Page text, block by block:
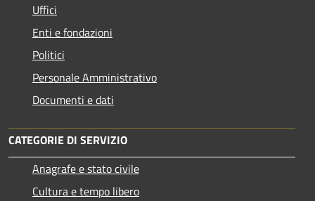
Uffici
Enti e fondazioni
Politici
Personale Amministrativo
Documenti e dati
CATEGORIE DI SERVIZIO
Anagrafe e stato civile
Cultura e tempo libero